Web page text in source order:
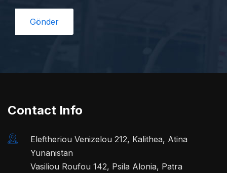
Contact Info
Eleftheriou Venizelou 212, Kalithea, Atina
Yunanistan
Vasiliou Roufou 142, Psila Alonia, Patra